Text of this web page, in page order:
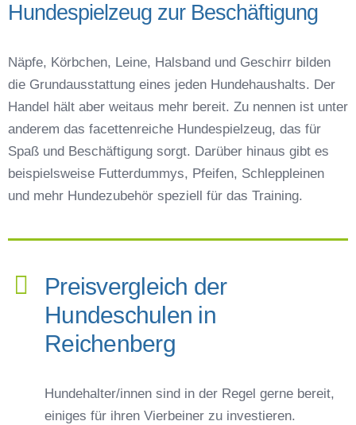
Hundespielzeug zur Beschäftigung
Näpfe, Körbchen, Leine, Halsband und Geschirr bilden
die Grundausstattung eines jeden Hundehaushalts. Der
Handel hält aber weitaus mehr bereit. Zu nennen ist unter
anderem das facettenreiche Hundespielzeug, das für
Spaß und Beschäftigung sorgt. Darüber hinaus gibt es
beispielsweise Futterdummys, Pfeifen, Schleppleinen
und mehr Hundezubehör speziell für das Training.
Preisvergleich der
Hundeschulen in
Reichenberg
Hundehalter/innen sind in der Regel gerne bereit,
einiges für ihren Vierbeiner zu investieren.